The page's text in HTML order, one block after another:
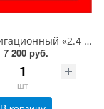
Знак навигационный «2.4 Соблюдать надводный габарит!» 1000х1000 мм, световозвращающий, металл 0.8 мм
7 200 руб.
шт